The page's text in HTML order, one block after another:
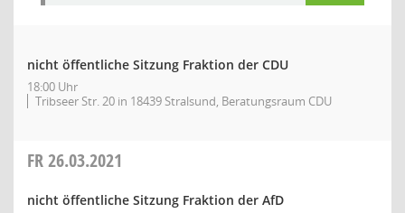
nicht öffentliche Sitzung Fraktion der CDU
18:00 Uhr
Tribseer Str. 20 in 18439 Stralsund, Beratungsraum CDU
FR26.03.2021
nicht öffentliche Sitzung Fraktion der AfD